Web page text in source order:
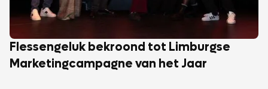
Flessengeluk bekroond tot Limburgse
Marketingcampagne van het Jaar